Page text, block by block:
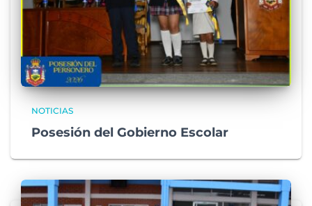
NOTICIAS
Posesión del Gobierno Escolar